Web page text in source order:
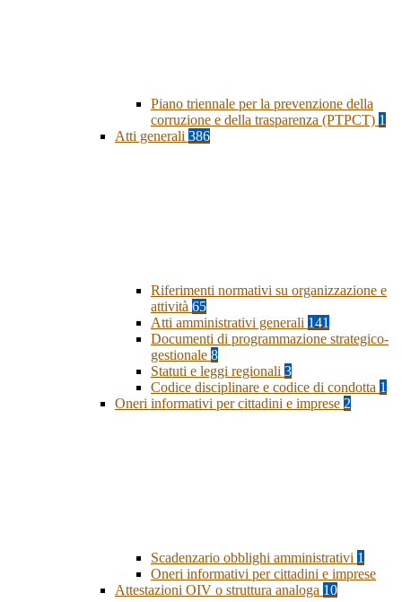
Piano triennale per la prevenzione della
corruzione e della trasparenza (PTPCT) 1
Atti generali 386
Riferimenti normativi su organizzazione e
attività 65
Atti amministrativi generali 141
Documenti di programmazione strategico-
gestionale 8
Statuti e leggi regionali 3
Codice disciplinare e codice di condotta 1
Oneri informativi per cittadini e imprese 2
Scadenzario obblighi amministrativi 1
Oneri informativi per cittadini e imprese
Attestazioni OIV o struttura analoga 10